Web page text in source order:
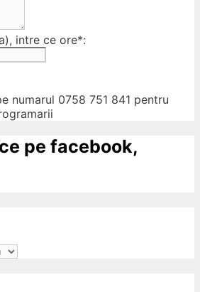
intre ce ore*:
numarul 0758 751 841 pentru
pe facebook,